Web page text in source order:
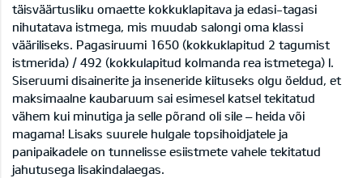
täisväärtusliku omaette kokkuklapitava ja edasi-tagasi
nihutatava istmega, mis muudab salongi oma klassi
vääriliseks. Pagasiruumi 1650 (kokkuklapitud 2 tagumist
istmerida) / 492 (kokkulapitud kolmanda rea istmetega) l.
Siseruumi disainerite ja inseneride kiituseks olgu öeldud, et
maksimaalne kaubaruum sai esimesel katsel tekitatud
vähem kui minutiga ja selle põrand oli sile – heida või
magama! Lisaks suurele hulgale topsihoidjatele ja
panipaikadele on tunnelisse esiistmete vahele tekitatud
jahutusega lisakindalaegas.